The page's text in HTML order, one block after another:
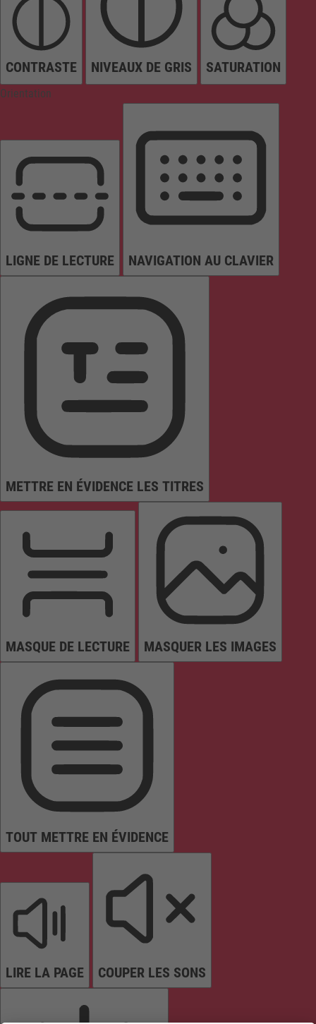
CONTRASTE NIVEAUX DE GRIS SATURATION
Orientation
LIGNE DE LECTURE NAVIGATION AU CLAVIER
METTRE EN ÉVIDENCE LES TITRES
MASQUE DE LECTURE MASQUER LES IMAGES
TOUT METTRE EN ÉVIDENCE
LIRE LA PAGE COUPER LES SONS